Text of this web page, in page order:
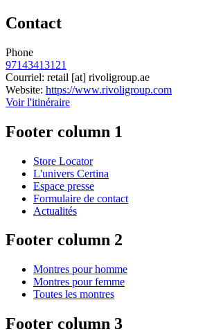
Contact
Phone
97143413121
Courriel: retail [at] rivoligroup.ae
Website: https://www.rivoligroup.com
Voir l'itinéraire
Footer column 1
Store Locator
L'univers Certina
Espace presse
Formulaire de contact
Actualités
Footer column 2
Montres pour homme
Montres pour femme
Toutes les montres
Footer column 3